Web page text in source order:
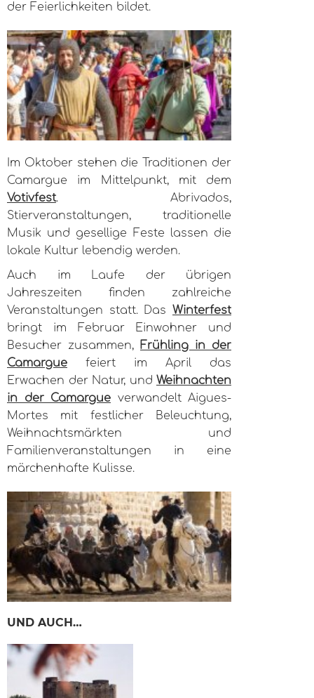
der Feierlichkeiten bildet.
Im Oktober stehen die Traditionen der
Camargue im Mittelpunkt, mit dem
Votivfest. Abrivados,
Stierveranstaltungen, traditionelle
Musik und gesellige Feste lassen die
lokale Kultur lebendig werden.
Auch im Laufe der übrigen
Jahreszeiten finden zahlreiche
Veranstaltungen statt. Das Winterfest
bringt im Februar Einwohner und
Besucher zusammen, Frühling in der
Camargue feiert im April das
Erwachen der Natur, und Weihnachten
in der Camargue verwandelt Aigues-
Mortes mit festlicher Beleuchtung,
Weihnachtsmärkten und
Familienveranstaltungen in eine
märchenhafte Kulisse.
UND AUCH…